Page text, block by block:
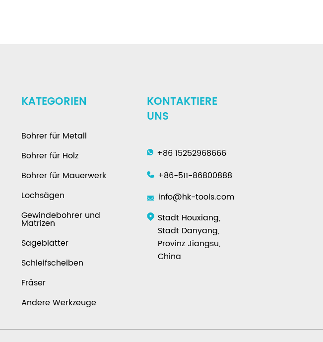
KATEGORIEN
Bohrer für Metall
Bohrer für Holz
Bohrer für Mauerwerk
Lochsägen
Gewindebohrer und
Matrizen
Sägeblätter
Schleifscheiben
Fräser
Andere Werkzeuge
KONTAKTIERE
UNS
+86 15252968666
+86-511-86800888
info@hk-tools.com
Stadt Houxiang,
Stadt Danyang,
Provinz Jiangsu,
China